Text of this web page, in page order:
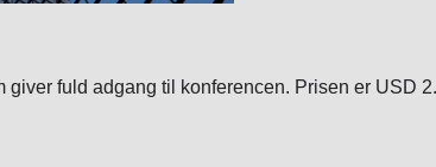
fuld adgang til konferencen. Prisen er USD